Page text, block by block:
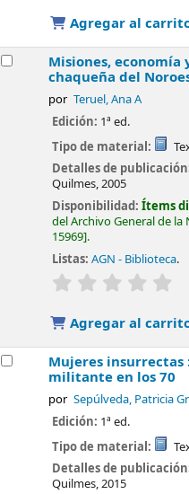
Agregar al
Misiones, economía
chaqueña del
por Teruel, Ana A
Edición: 1ª ed.
Tipo de material:
Detalles de
Quilmes,2005
Disponibilidad:Ítems
del Archivo General de la
15969 .
Listas: AGN - Biblioteca.
valoración
Agregar al
Mujeres
militante en los 70
por Sepúlveda, Patricia
Edición: 1ª ed.
Tipo de material:
Detalles de
Quilmes,2015